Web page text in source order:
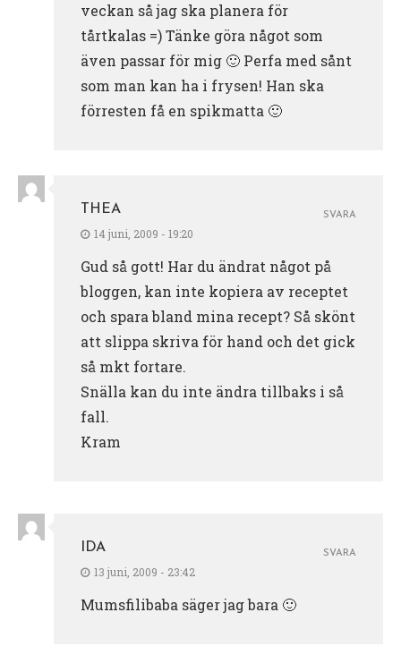
veckan så jag ska planera för
tårtkalas =) Tänke göra något som
även passar för mig 🙂 Perfa med sånt
som man kan ha i frysen! Han ska
förresten få en spikmatta 🙂
THEA
14 juni, 2009 - 19:20
Gud så gott! Har du ändrat något på
bloggen, kan inte kopiera av receptet
och spara bland mina recept? Så skönt
att slippa skriva för hand och det gick
så mkt fortare.
Snälla kan du inte ändra tillbaks i så
fall.
Kram
SVARA
IDA
13 juni, 2009 - 23:42
Mumsfilibaba säger jag bara 🙂
SVARA